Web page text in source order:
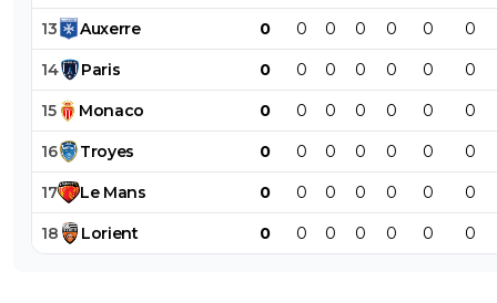
13 Auxerre 0 0 0 0 0 0 0
14 Paris 0 0 0 0 0 0 0
15 Monaco 0 0 0 0 0 0 0
16 Troyes 0 0 0 0 0 0 0
17 Le Mans 0 0 0 0 0 0 0
18 Lorient 0 0 0 0 0 0 0